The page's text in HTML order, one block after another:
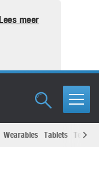
Lees meer
Wearables Tablets